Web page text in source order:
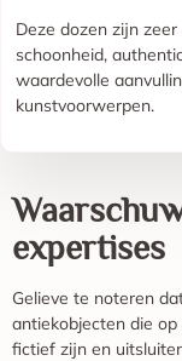
Deze dozen zijn
schoonheid,
waardevolle
kunstvoorwerpen.
expertises
Gelieve te noteren
antiekobjecten die
fictief zijn en